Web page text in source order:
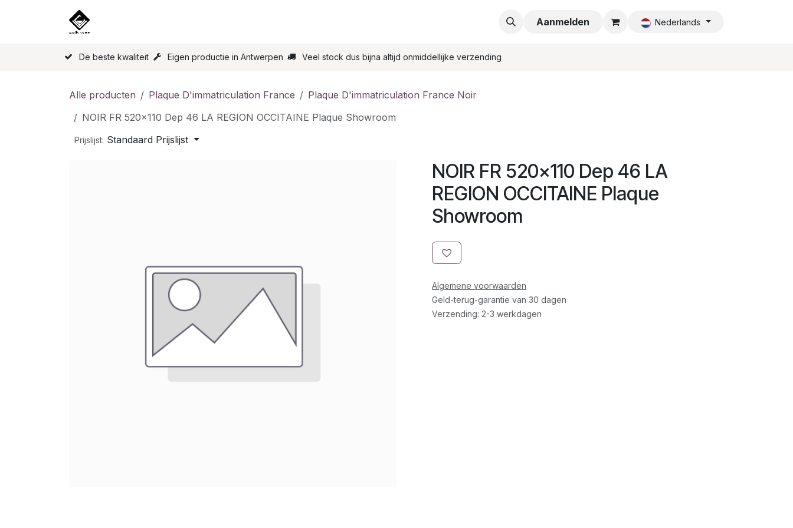
Startpagina Aanmelden Nederlands
De beste kwaliteit Eigen productie in Antwerpen Veel stock dus bijna altijd onmiddellijke verzending
Alle producten Plaque D'immatriculation France
Plaque D'immatriculation France Noir
NOIR FR 520x110 Dep 46 LA REGION OCCITAINE Plaque Showroom
Prijslijst: Standaard Prijslijst
NOIR FR 520x110 Dep 46 LA
REGION OCCITAINE Plaque
Showroom
Algemene voorwaarden
Geld-terug-garantie van 30 dagen
Verzending: 2-3 werkdagen